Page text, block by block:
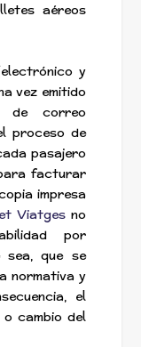
aéreos
y
vez emitido
de correo
proceso de
pasajero
facturar
impresa
Viatgesno
por
sea, que se
normativa y
el
cambio del